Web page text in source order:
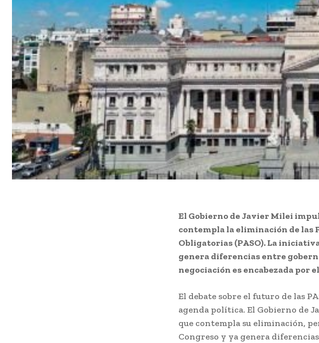
El Gobierno de Javier Milei
contempla la eliminación de las
Obligatorias (PASO). La
genera diferencias entre
negociación es encabezada por
El debate sobre el futuro de las
agenda política. El Gobierno de
que contempla su eliminación,
Congreso y ya genera